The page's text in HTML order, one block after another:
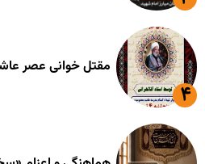
مقتل خوانی عصر